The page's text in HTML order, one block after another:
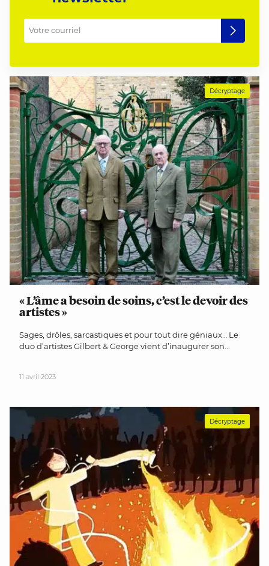
« L’âme a besoin de soins, c’est le devoir des
artistes »
Sages, drôles, sarcastiques et pour tout dire géniaux… Le
duo d’artistes Gilbert & George vient d’inaugurer son...
11 avril 2023
Décryptage
Décryptage